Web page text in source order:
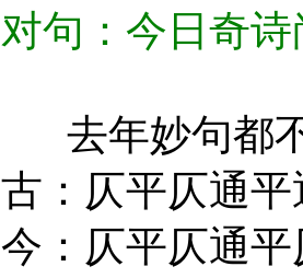
对句：今日奇
去年妙句都
古：仄平仄通
今：仄平仄通